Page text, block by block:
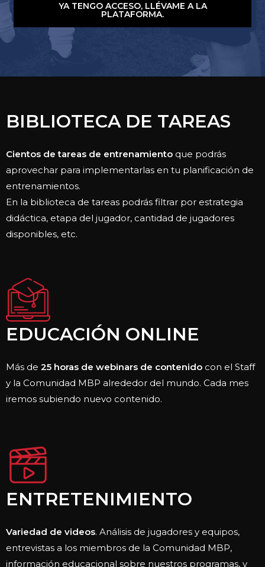
YA TENGO ACCESO, LLÉVAME A LA
PLATAFORMA.
BIBLIOTECA DE TAREAS
Cientos de tareas de entrenamiento que podrás
aprovechar para implementarlas en tu planificación de
entrenamientos.
En la biblioteca de tareas podrás filtrar por estrategia
didáctica, etapa del jugador, cantidad de jugadores
disponibles, etc.
EDUCACIÓN ONLINE
Más de 25 horas de webinars de contenido con el Staff
y la Comunidad MBP alrededor del mundo. Cada mes
iremos subiendo nuevo contenido.
ENTRETENIMIENTO
Variedad de videos. Análisis de jugadores y equipos,
entrevistas a los miembros de la Comunidad MBP,
información educacional sobre nuestros programas, y